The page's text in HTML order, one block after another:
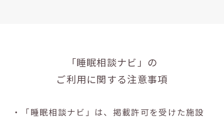
「睡眠相談ナビ」の
ご利用に関する注意事項
・「睡眠相談ナビ」は、掲載許可を受けた施設